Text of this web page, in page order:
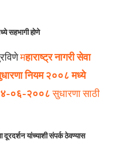
सहभागी होणे
महाराष्ट्र नागरी सेवा
नियम २००८ मध्ये
०४-०६-२००८सुधारणा साठी
यांच्याशी संपर्क ठेवण्यास